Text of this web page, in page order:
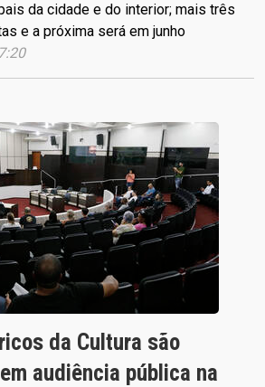
da cidade e do interior; mais três
e a próxima será em junho
da Cultura são
audiência pública na